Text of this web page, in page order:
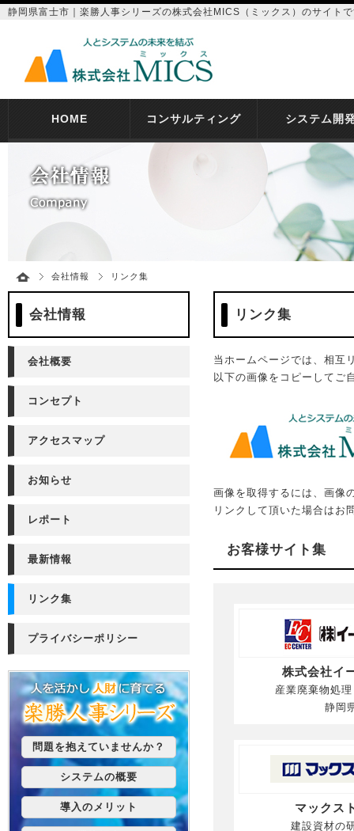
静岡県富士市｜楽勝人事シリーズの株式会社MICS（ミックス）のサイト
HOME コンサルティング システム開
会社情報 リンク集
リンク集
当ホームページでは、相互
以下の画像をコピーしてご
画像を取得するには、画像
リンクして頂いた場合はお
お客様サイト集
株式会社イ
産業廃棄物処
静岡
マックス
建設資材の
会社情報
会社概要
コンセプト
アクセスマップ
お知らせ
レポート
最新情報
リンク集
プライバシーポリシー